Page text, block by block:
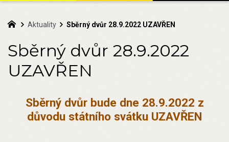
Aktuality Sběrný dvůr 28.9.2022 UZAVŘEN
Sběrný dvůr 28.9.2022
UZAVŘEN
Sběrný dvůr bude dne 28.9.2022 z
důvodu státního svátku UZAVŘEN